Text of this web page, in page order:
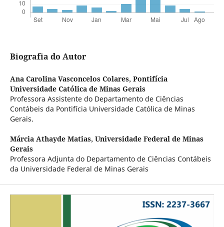
Biografia do Autor
Ana Carolina Vasconcelos Colares, Pontifícia
Universidade Católica de Minas Gerais
Professora Assistente do Departamento de Ciências
Contábeis da Pontifícia Universidade Católica de Minas
Gerais.
Márcia Athayde Matias, Universidade Federal de Minas
Gerais
Professora Adjunta do Departamento de Ciências Contábeis
da Universidade Federal de Minas Gerais